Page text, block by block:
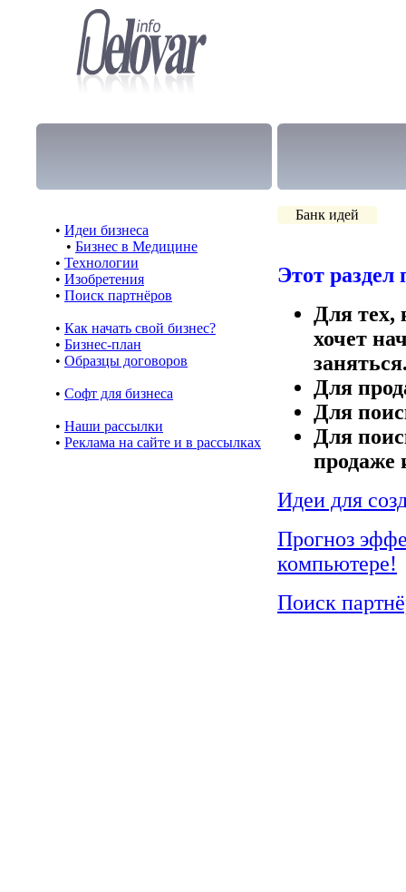
• Идеи бизнеса
• Бизнес в Медицине
• Технологии
• Изобретения
• Поиск партнёров
• Как начать свой бизнес?
• Бизнес-план
• Образцы договоров
• Cофт для бизнеса
• Наши рассылки
• Реклама на сайте и в рассылках
Банк идей
Этот раздел
Для тех,
хочет
Для
Для
Для
продаже
Идеи для
Прогноз
компьютере!
Поиск